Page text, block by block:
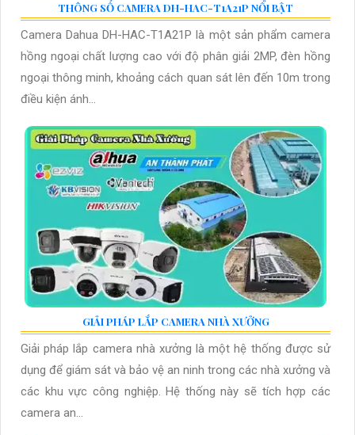
THÔNG SỐ CAMERA DH-HAC-T1A21P NỔI BẬT
Camera Dahua DH-HAC-T1A21P là một sản phẩm camera
hồng ngoại chất lượng cao với độ phân giải 2MP, đèn hồng
ngoại thông minh, khoảng cách quan sát lên đến 10m trong
điều kiện ánh...
GIẢI PHÁP LẮP CAMERA NHÀ XƯỞNG
Giải pháp lắp camera nhà xưởng là một hệ thống được sử
dụng để giám sát và bảo vệ an ninh trong các nhà xưởng và
các khu vực công nghiệp. Hệ thống này sẽ tích hợp các
camera an...